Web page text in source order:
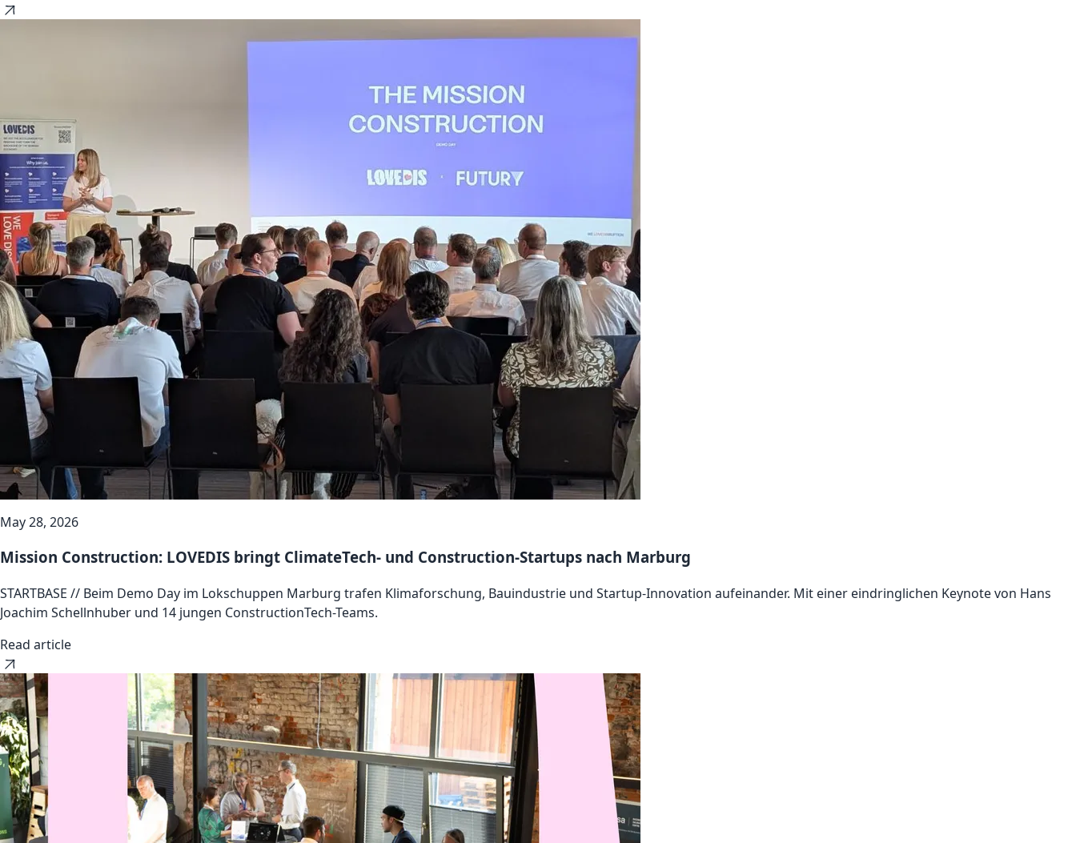
May 28, 2026
Mission Construction: LOVEDIS bringt ClimateTech- und Construction-Startups nach Marburg
STARTBASE // Beim Demo Day im Lokschuppen Marburg trafen Klimaforschung, Bauindustrie und Startup-Innovation aufeinander. Mit einer eindringlichen Keynote von Hans
Joachim Schellnhuber und 14 jungen ConstructionTech-Teams.
Read article